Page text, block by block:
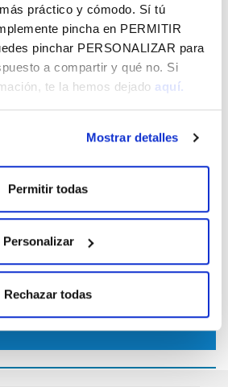
práctico y cómodo. Sí tú
pincha en PERMITIR
pinchar PERSONALIZAR para
a compartir y qué no. Si
te la hemos dejado aquí.
Mostrar detalles
Permitir todas
Personalizar
Rechazar todas
1, formación complementaria y
clave. Al mismo tiempo tienen que
cursos EPA o CEBAD (formación
del horario lectivo a esta parte de
VITAL Y RECÍBELO EN
GRATIS